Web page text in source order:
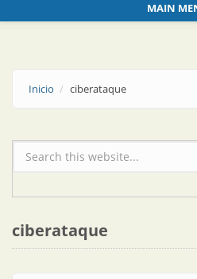
MAIN
Inicio ciberataque
Formulario de búsqueda
ciberataque